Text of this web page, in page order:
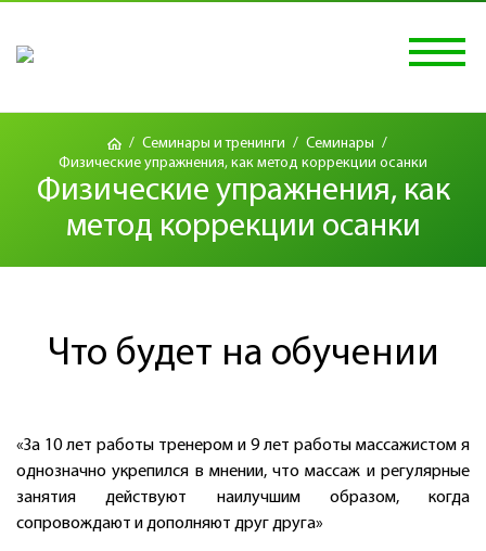
/ Семинары и тренинги / Семинары /
Физические упражнения, как метод коррекции осанки
Физические упражнения, как
метод коррекции осанки
Что будет на обучении
«За 10 лет работы тренером и 9 лет работы массажистом я
однозначно укрепился в мнении, что массаж и регулярные
занятия действуют наилучшим образом, когда
сопровождают и дополняют друг друга»